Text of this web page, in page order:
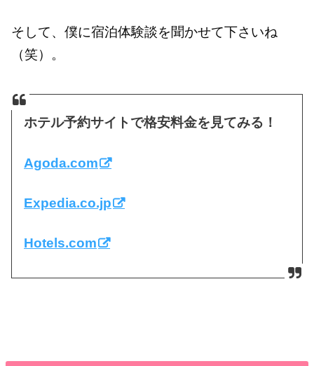
そして、僕に宿泊体験談を聞かせて下さいね
（笑）。
ホテル予約サイトで格安料金を見てみる！
Agoda.com
Expedia.co.jp
Hotels.com